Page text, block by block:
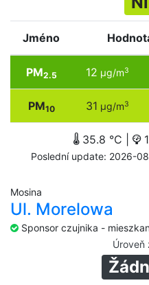
Jméno
PM2.5 12 µg/m3
PM10 31 µg/m3
35.8 °C |
Poslední update: 2026-
Mosina
Ul. Morelowa
Sponsor czujnika -
Úroveň